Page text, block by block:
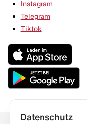
Instagram
Telegram
Tiktok
Datenschutz